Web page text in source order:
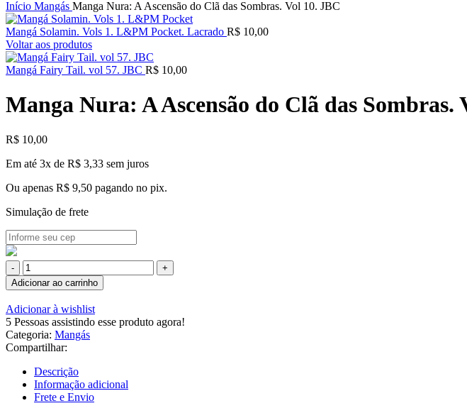
Início Mangás Manga Nura: A Ascensão do Clã das Sombras. Vol 10. JBC
Mangá Solamin. Vols 1. L&PM Pocket. Lacrado R$ 10,00
Voltar aos produtos
Mangá Fairy Tail. vol 57. JBC R$ 10,00
Manga Nura: A Ascensão do Clã das Sombras.
R$ 10,00
Em até 3x de R$ 3,33 sem juros
Ou apenas R$ 9,50 pagando no pix.
Simulação de frete
Manga
Nura:
A
Ascensão
do
Clã
das
Sombras.
Vol
10.
JBC
quantidade
Adicionar ao carrinho
Adicionar à wishlist
5 Pessoas assistindo esse produto agora!
Categoria: Mangás
Compartilhar:
Descrição
Informação adicional
Frete e Envio